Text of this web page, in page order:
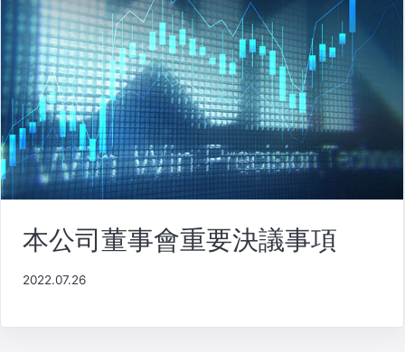
本公司董事會重要決議事項
2022.07.26